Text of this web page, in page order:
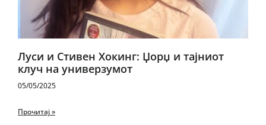
Луси и Стивен Хокинг: Џорџ и тајниот
клуч на универзумот
05/05/2025
Прочитај »